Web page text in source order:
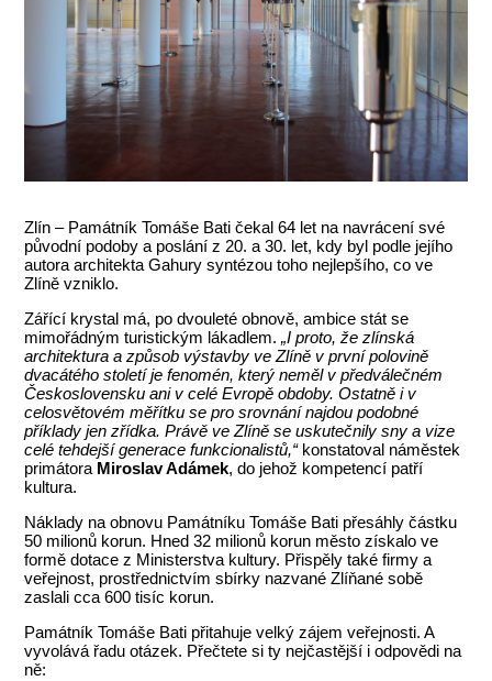
Zlín – Památník Tomáše Bati čekal 64 let na navrácení své
původní podoby a poslání z 20. a 30. let, kdy byl podle jejího
autora architekta Gahury syntézou toho nejlepšího, co ve
Zlíně vzniklo.
Zářící krystal má, po dvouleté obnově, ambice stát se
mimořádným turistickým lákadlem.„I proto, že zlínská
architektura a způsob výstavby ve Zlíně v první polovině
dvacátého století je fenomén, který neměl v předválečném
Československu ani v celé Evropě obdoby. Ostatně i v
celosvětovém měřítku se pro srovnání najdou podobné
příklady jen zřídka. Právě ve Zlíně se uskutečnily sny a vize
celé tehdejší generace funkcionalistů,“konstatoval náměstek
primátora Miroslav Adámek, do jehož kompetencí patří
kultura.
Náklady na obnovu Památníku Tomáše Bati přesáhly částku
50 milionů korun. Hned 32 milionů korun město získalo ve
formě dotace z Ministerstva kultury. Přispěly také firmy a
veřejnost, prostřednictvím sbírky nazvané Zlíňané sobě
zaslali cca 600 tisíc korun.
Památník Tomáše Bati přitahuje velký zájem veřejnosti. A
vyvolává řadu otázek. Přečtete si ty nejčastější i odpovědi na
ně: